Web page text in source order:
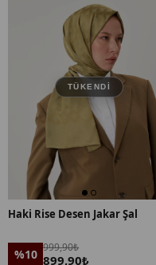
TÜKENDI
Haki Rise Desen Jakar Şal
%10 999,90₺
899,90₺